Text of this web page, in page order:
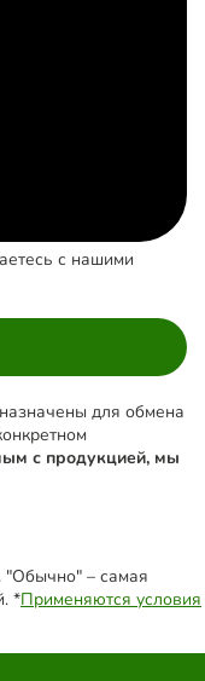
с нашими
для обмена
с продукцией, мы
"Обычно" – самая
*Применяются условия